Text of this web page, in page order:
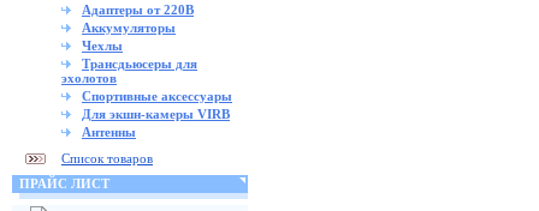
Адаптеры от 220В
Аккумуляторы
Чехлы
Трансдьюсеры для
эхолотов
Спортивные аксессуары
Для экшн-камеры VIRB
Антенны
Список товаров
ПРАЙС ЛИСТ